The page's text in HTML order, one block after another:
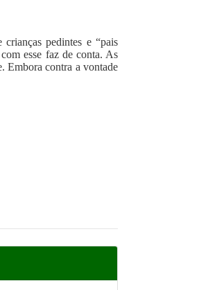
pedintes e “pais
esse faz de conta. As
Embora contra a vontade